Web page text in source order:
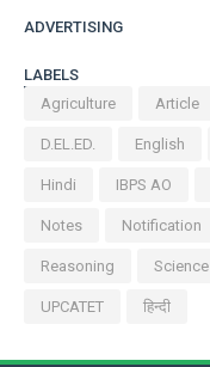
ADVERTISING
LABELS
Agriculture
Article
D.EL.ED. English
Hindi IBPS AO
Notes Notification
Reasoning Science
UPCATET हिन्दी